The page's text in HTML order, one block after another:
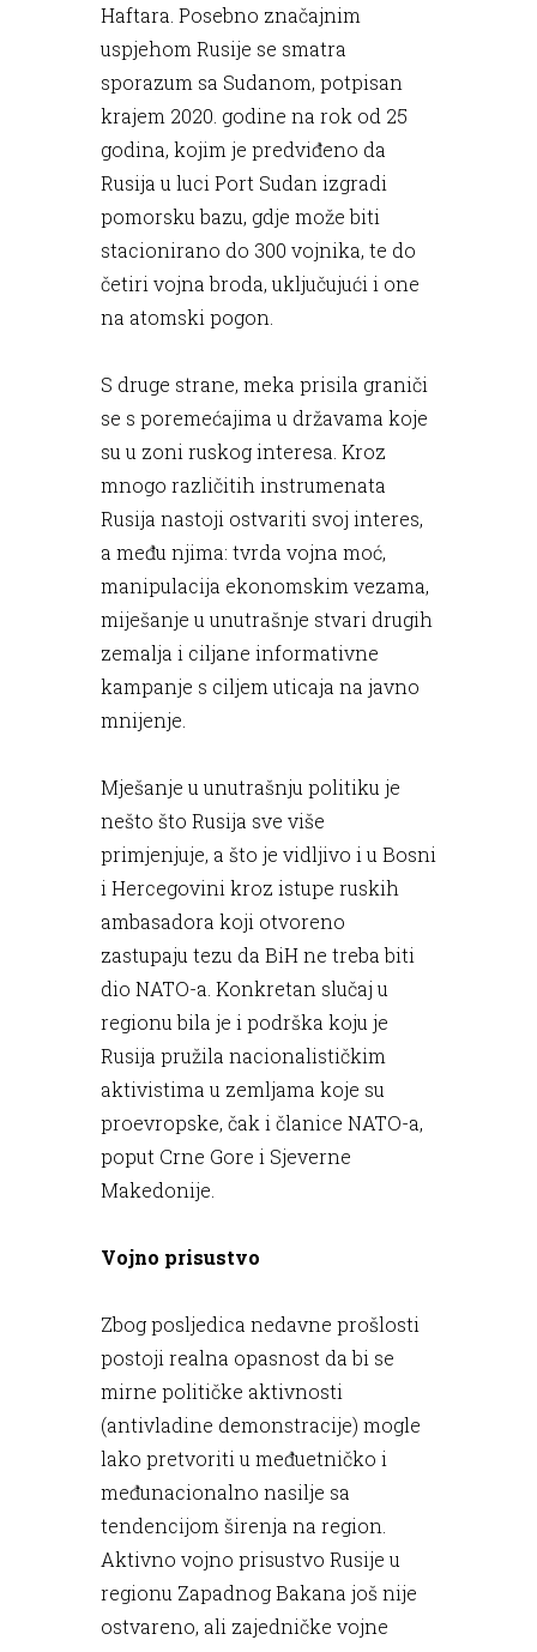
Haftara. Posebno značajnim
uspjehom Rusije se smatra
sporazum sa Sudanom, potpisan
krajem 2020. godine na rok od 25
godina, kojim je predviđeno da
Rusija u luci Port Sudan izgradi
pomorsku bazu, gdje može biti
stacionirano do 300 vojnika, te do
četiri vojna broda, uključujući i one
na atomski pogon.
S druge strane, meka prisila graniči
se s poremećajima u državama koje
su u zoni ruskog interesa. Kroz
mnogo različitih instrumenata
Rusija nastoji ostvariti svoj interes,
a među njima: tvrda vojna moć,
manipulacija ekonomskim vezama,
miješanje u unutrašnje stvari drugih
zemalja i ciljane informativne
kampanje s ciljem uticaja na javno
mnijenje.
Mješanje u unutrašnju politiku je
nešto što Rusija sve više
primjenjuje, a što je vidljivo i u Bosni
i Hercegovini kroz istupe ruskih
ambasadora koji otvoreno
zastupaju tezu da BiH ne treba biti
dio NATO-a. Konkretan slučaj u
regionu bila je i podrška koju je
Rusija pružila nacionalističkim
aktivistima u zemljama koje su
proevropske, čak i članice NATO-a,
poput Crne Gore i Sjeverne
Makedonije.
Vojno prisustvo
Zbog posljedica nedavne prošlosti
postoji realna opasnost da bi se
mirne političke aktivnosti
(antivladine demonstracije) mogle
lako pretvoriti u međuetničko i
međunacionalno nasilje sa
tendencijom širenja na region.
Aktivno vojno prisustvo Rusije u
regionu Zapadnog Bakana još nije
ostvareno, ali zajedničke vojne